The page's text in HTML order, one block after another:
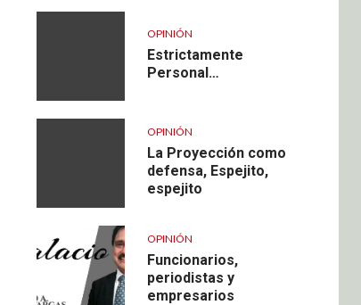
OPINIÓN
Estrictamente
Personal…
OPINIÓN
La Proyección como
defensa, Espejito,
espejito
OPINIÓN
Funcionarios,
periodistas y
empresarios